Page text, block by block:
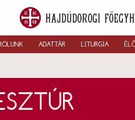
ADATTÁR LITURGIA